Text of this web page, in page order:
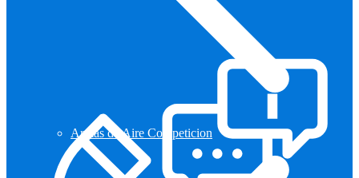
Armas de Aire Competicion